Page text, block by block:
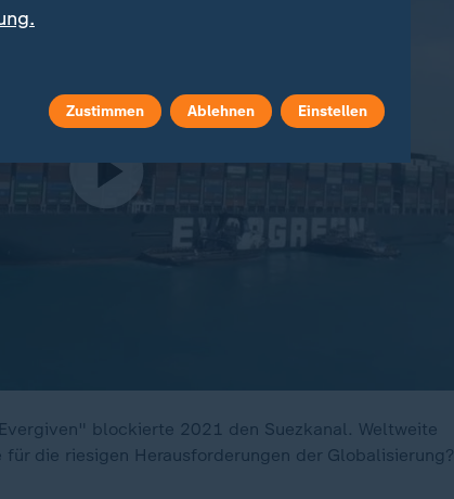
blockierte 2021 den Suezkanal. Weltweite
die riesigen Herausforderungen der Globalisierung?
Zustimmen Ablehnen Einstellen